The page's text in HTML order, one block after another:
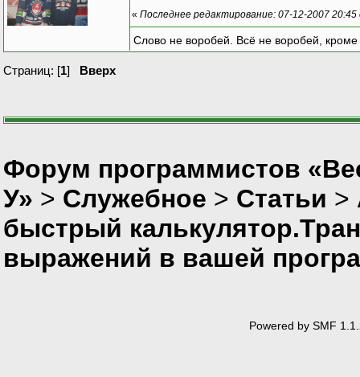
« Последнее редактирование: 07-12-2007
Слово не воробей. Всё не воробей, кроме
Страниц: [1] Вверх
Форум программистов
У» > Служебное > Статьи >
быстрый
выражений в вашей
Powered by SMF